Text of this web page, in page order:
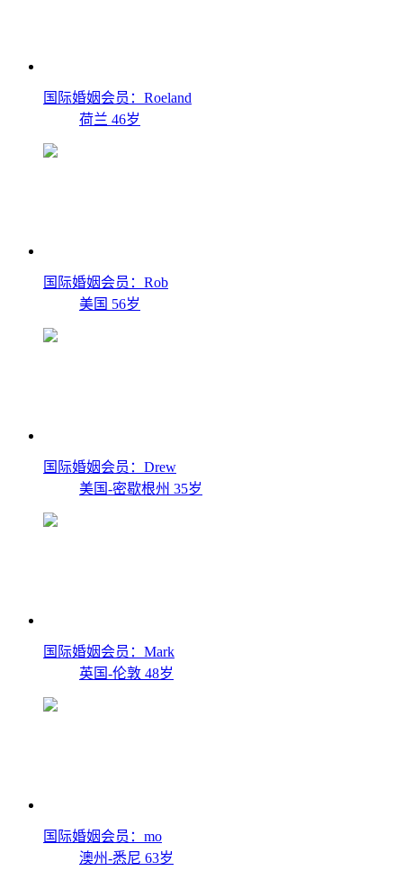
国际婚姻会员：Roeland
荷兰 46岁
国际婚姻会员：Rob
美国 56岁
国际婚姻会员：Drew
美国-密歇根州 35岁
国际婚姻会员：Mark
英国-伦敦 48岁
国际婚姻会员：mo
澳州-悉尼 63岁